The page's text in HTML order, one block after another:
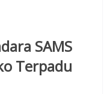
SAMS
Terpadu